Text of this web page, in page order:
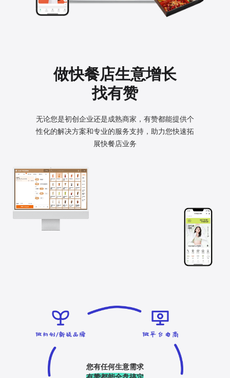
做快餐店生意增长
找有赞
无论您是初创企业还是成熟商家，有赞都能提供个
性化的解决方案和专业的服务支持，助力您快速拓
展快餐店业务
您有任何生意需求